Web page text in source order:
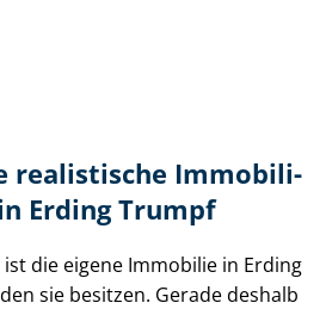
realistische Im­mo­bi­li­
Erding Trumpf
die eigene Immobilie in Erding
sie besitzen. Gerade deshalb